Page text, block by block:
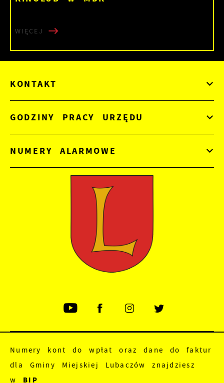
WIĘCEJ
KONTAKT
GODZINY PRACY URZĘDU
NUMERY ALARMOWE
Numery kont do wpłat oraz dane do faktur
dla Gminy Miejskiej Lubaczów znajdziesz
w BIP